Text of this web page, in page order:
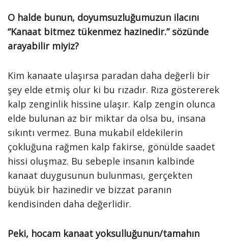
O halde bunun, doyumsuzluğumuzun ilacını
“Kanaat bitmez tükenmez hazinedir.” sözünde
arayabilir miyiz?
Kim kanaate ulaşırsa paradan daha değerli bir
şey elde etmiş olur ki bu rızadır. Rıza göstererek
kalp zenginlik hissine ulaşır. Kalp zengin olunca
elde bulunan az bir miktar da olsa bu, insana
sıkıntı vermez. Buna mukabil eldekilerin
çokluğuna rağmen kalp fakirse, gönülde saadet
hissi oluşmaz. Bu sebeple insanın kalbinde
kanaat duygusunun bulunması, gerçekten
büyük bir hazinedir ve bizzat paranın
kendisinden daha değerlidir.
Peki, hocam kanaat yoksulluğunun/tamahın